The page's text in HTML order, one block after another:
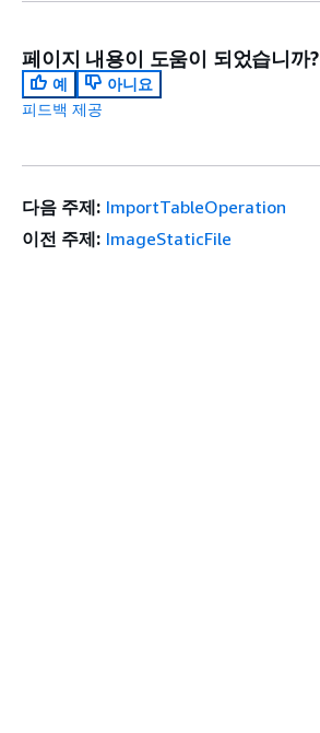
페이지 내용이 도움이 되었습니까?
예
아니요
피드백 제공
다음 주제: ImportTableOperation
이전 주제: ImageStaticFile